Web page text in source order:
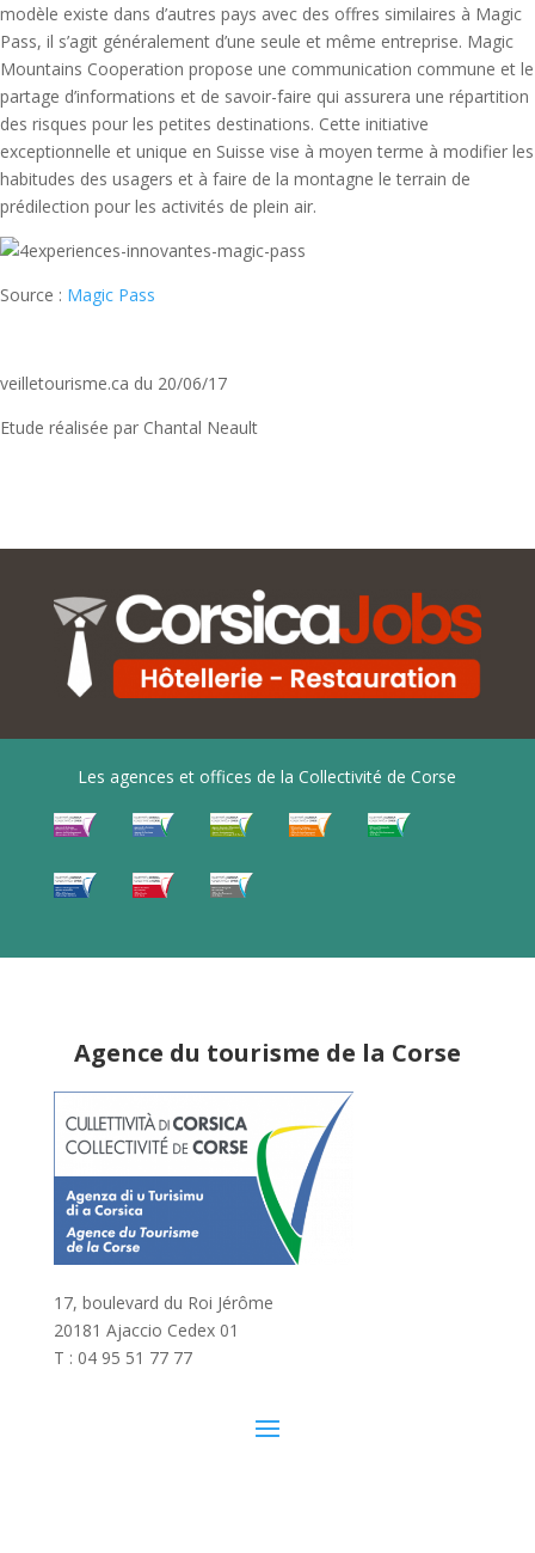
modèle existe dans d’autres pays avec des offres similaires à Magic
Pass, il s’agit généralement d’une seule et même entreprise. Magic
Mountains Cooperation propose une communication commune et le
partage d’informations et de savoir-faire qui assurera une répartition
des risques pour les petites destinations. Cette initiative
exceptionnelle et unique en Suisse vise à moyen terme à modifier les
habitudes des usagers et à faire de la montagne le terrain de
prédilection pour les activités de plein air.
Source : Magic Pass
veilletourisme.ca du 20/06/17
Etude réalisée par Chantal Neault
Les agences et offices de la Collectivité de Corse
Agence du tourisme de la Corse
17, boulevard du Roi Jérôme
20181 Ajaccio Cedex 01
T : 04 95 51 77 77